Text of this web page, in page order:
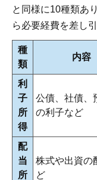
と同様に10種類あ
ら必要経費を差し
種
類
内容
利
子
所
得
公債、社債、
の利子など
配
当
所
株式や出資の
ど